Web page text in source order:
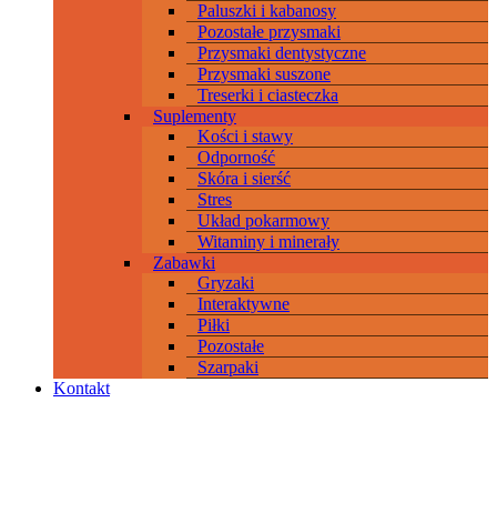
Paluszki i kabanosy
Pozostałe przysmaki
Przysmaki dentystyczne
Przysmaki suszone
Treserki i ciasteczka
Suplementy
Kości i stawy
Odporność
Skóra i sierść
Stres
Układ pokarmowy
Witaminy i minerały
Zabawki
Gryzaki
Interaktywne
Piłki
Pozostałe
Szarpaki
Kontakt